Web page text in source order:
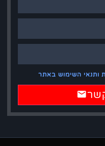
השימוש באתר